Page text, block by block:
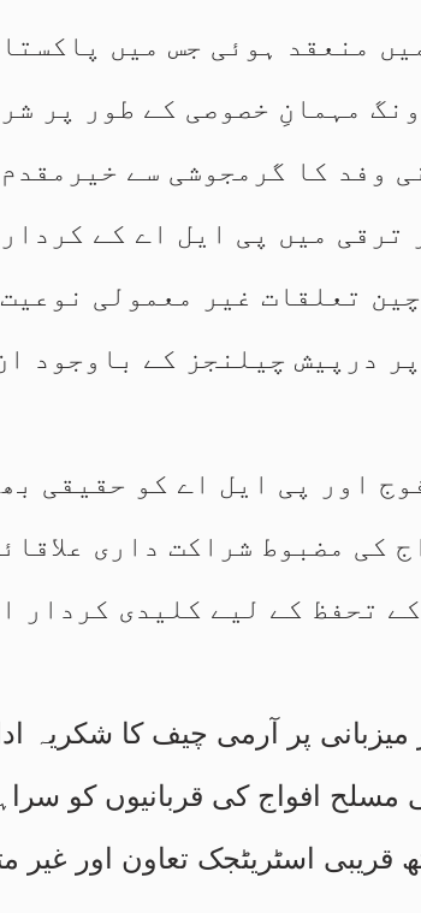
منعقد ہوئی جس میں
مہمانِ خصوصی کے طور پر
وفد کا گرمجوشی سے
ترقی میں پی ایل اے کے
تعلقات غیر معمولی
درپیش چیلنجز کے باوجود
اور پی ایل اے کو حقیقی
کی مضبوط شراکت داری
تحفظ کے لیے کلیدی کردار
پر آرمی چیف کا شکریہ ادا
افواج کی قربانیوں کو
اسٹریٹجک تعاون اور غیر